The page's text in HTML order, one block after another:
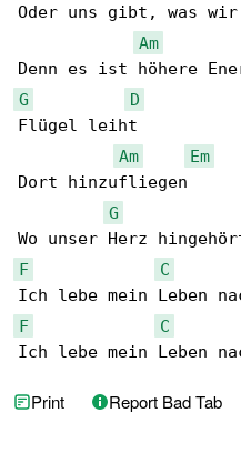
Oder uns gibt, was wir
Am
G
D
Flügel leiht
Am
Em
Dort hinzufliegen
G
F
C
F
C
Ich lebe mein Leben
Print Report Bad Tab